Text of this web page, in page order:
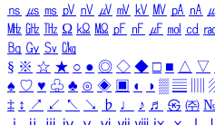
㎱ ㎲ ㎳ ㎴ ㎵ ㎶ ㎷ ㎸ ㎹ ㎀ ㎁
㎒ ㎓ ㎔ Ω ㏀ ㏁ ㎊ ㎋ ㎌ ㏖ ㏅ ㎭
㏃ ㏉ ㏜ ㏆
§ ※ ☆ ★ ○ ● ◎ ◇ ◆ □ ■ △ ▽
♠ ♡ ♥ ♧ ♣ ⊙ ◈ ▣ ◐ ◑ ▒ ▤
‡ ↕ ↗ ↙ ↖ ↘ ♭ ♩ ♪ ♬ ㉿ ㈜